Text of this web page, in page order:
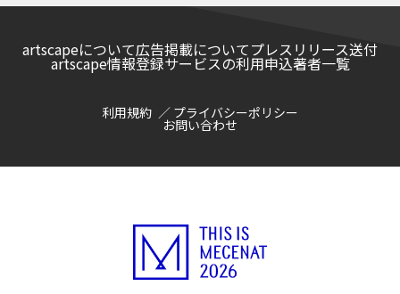
artscapeについて広告掲載についてプレスリリース送付
artscape情報登録サービスの利用申込著者一覧
利用規約 プライバシーポリシー
お問い合わせ